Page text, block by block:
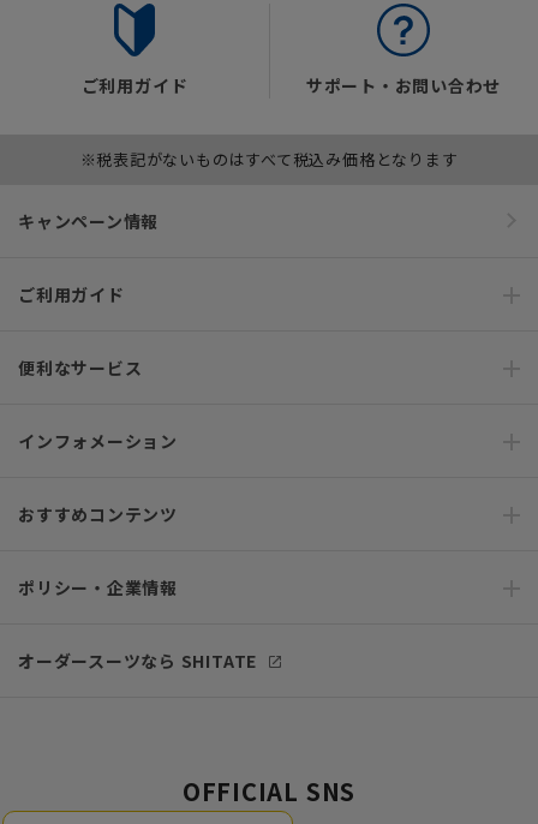
ご利用ガイド サポート・お問い合わせ
※税表記がないものはすべて税込み価格となります
キャンペーン情報
ご利用ガイド
便利なサービス
インフォメーション
おすすめコンテンツ
ポリシー・企業情報
オーダースーツなら SHITATE
OFFICIAL SNS